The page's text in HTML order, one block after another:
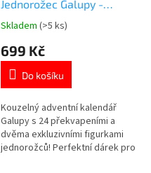
Jednorožec Galupy -
figurky + hrací sada
Průměrné
produktu
4,8
5
hvězdiček.
Skladem (>5 ks)
699 Kč
Do košíku
Kouzelný adventní kalendář
Galupy s 24 překvapeními a
dvěma exkluzivními figurkami
jednorožců! Perfektní dárek pro